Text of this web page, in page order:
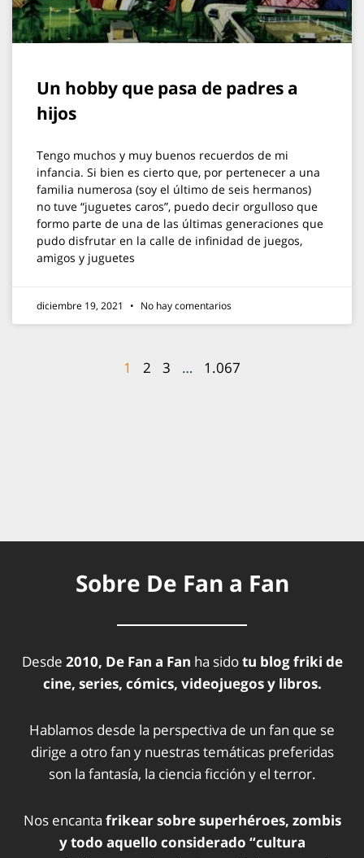
Un hobby que pasa de padres a
hijos
Tengo muchos y muy buenos recuerdos de mi
infancia. Si bien es cierto que, por pertenecer a una
familia numerosa (soy el último de seis hermanos)
no tuve “juguetes caros”, puedo decir orgulloso que
formo parte de una de las últimas generaciones que
pudo disfrutar en la calle de infinidad de juegos,
amigos y juguetes
diciembre 19, 2021 No hay comentarios
1 2 3 … 1.067
Sobre De Fan a Fan
Desde 2010, De Fan a Fan ha sidotu blog friki de
cine, series, cómics, videojuegos y libros.
Hablamos desde la perspectiva de un fan que se
dirige a otro fan y nuestras temáticas preferidas
son la fantasía, la ciencia ficción y el terror.
Nos encanta frikear sobre superhéroes, zombis
y todo aquello considerado “cultura